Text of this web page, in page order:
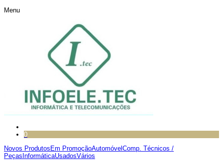
Menu
0
Novos Produtos Em PromoçãoAutomóvel Comp. Técnicos /
Peças InformáticaUsadosVários